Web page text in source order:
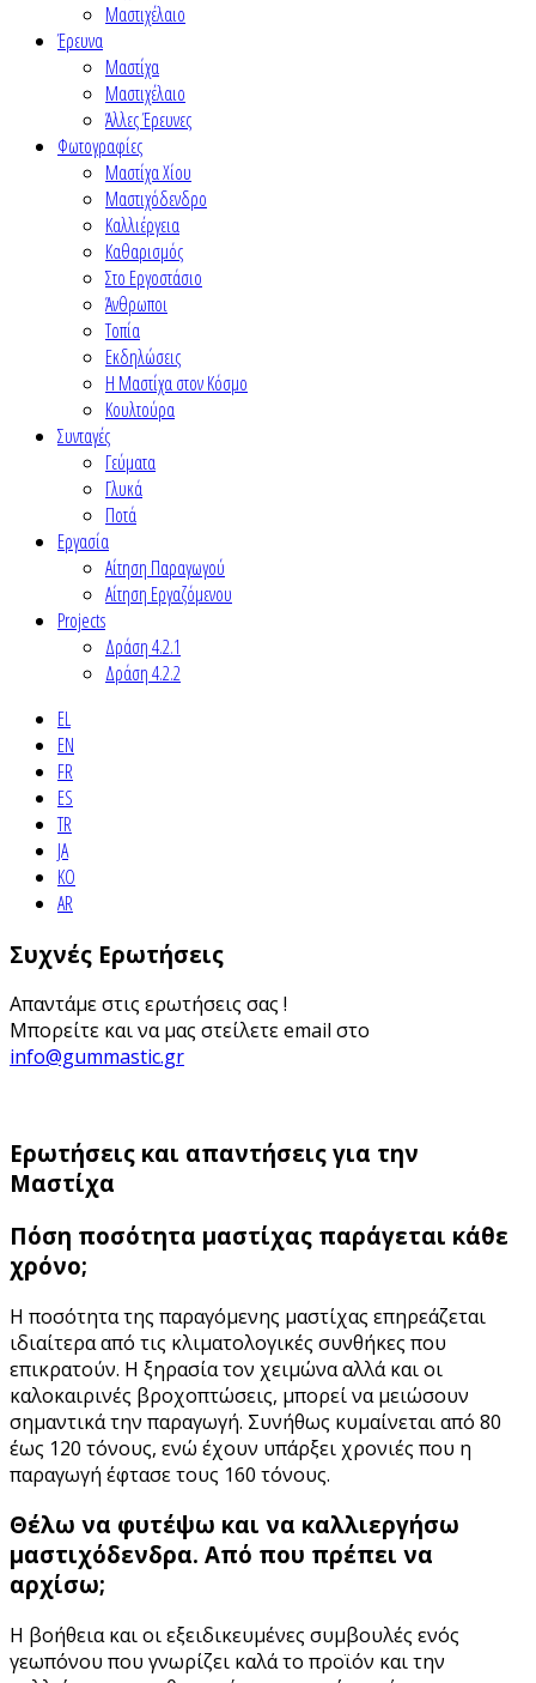
Μαστιχέλαιο
Έρευνα
Μαστίχα
Μαστιχέλαιο
Άλλες Έρευνες
Φωτογραφίες
Μαστίχα Χίου
Μαστιχόδενδρο
Καλλιέργεια
Καθαρισμός
Στο Εργοστάσιο
Άνθρωποι
Τοπία
Εκδηλώσεις
Η Μαστίχα στον Κόσμο
Κουλτούρα
Συνταγές
Γεύματα
Γλυκά
Ποτά
Εργασία
Αίτηση Παραγωγού
Αίτηση Εργαζόμενου
Projects
Δράση 4.2.1
Δράση 4.2.2
EL
EN
FR
ES
TR
JA
KO
AR
Συχνές Ερωτήσεις
Απαντάμε στις ερωτήσεις σας !
Μπορείτε και να μας στείλετε email στο
info@gummastic.gr
Ερωτήσεις και απαντήσεις για την
Μαστίχα
Πόση ποσότητα μαστίχας παράγεται κάθε
χρόνο;
Η ποσότητα της παραγόμενης μαστίχας επηρεάζεται
ιδιαίτερα από τις κλιματολογικές συνθήκες που
επικρατούν. Η ξηρασία τον χειμώνα αλλά και οι
καλοκαιρινές βροχοπτώσεις, μπορεί να μειώσουν
σημαντικά την παραγωγή. Συνήθως κυμαίνεται από 80
έως 120 τόνους, ενώ έχουν υπάρξει χρονιές που η
παραγωγή έφτασε τους 160 τόνους.
Θέλω να φυτέψω και να καλλιεργήσω
μαστιχόδενδρα. Από που πρέπει να
αρχίσω;
Η βοήθεια και οι εξειδικευμένες συμβουλές ενός
γεωπόνου που γνωρίζει καλά το προϊόν και την